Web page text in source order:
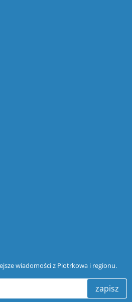
wiadomości z Piotrkowa i regionu.
zapisz